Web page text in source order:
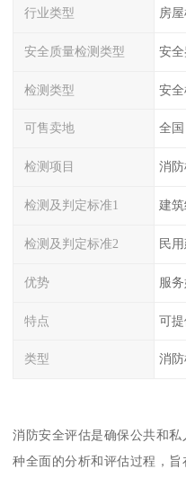
行业类型
安全质量检测类型 安
检测类型 安
可售卖地 全国
检测项目 消防
检测及判定标准1 建
检测及判定标准2 民
优势 服
特点 可
类型 消
消防安全评估是确保公共和
种全面的分析和评估过程，